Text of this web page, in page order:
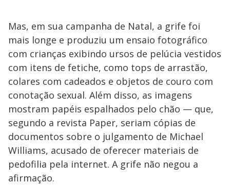
Mas, em sua campanha de Natal, a grife foi
mais longe e produziu um ensaio fotográfico
com crianças exibindo ursos de pelúcia vestidos
com itens de fetiche, como tops de arrastão,
colares com cadeados e objetos de couro com
conotação sexual. Além disso, as imagens
mostram papéis espalhados pelo chão — que,
segundo a revista Paper, seriam cópias de
documentos sobre o julgamento de Michael
Williams, acusado de oferecer materiais de
pedofilia pela internet. A grife não negou a
afirmação.